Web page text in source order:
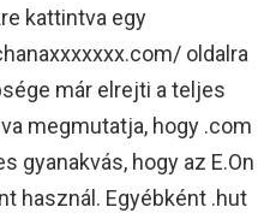
kattintva egy
oldalra
már elrejti a teljes
megmutatja, hogy .com
gyanakvás, hogy az E.On
használ. Egyébként .hut